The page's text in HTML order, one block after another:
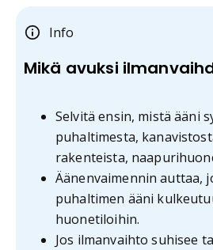
Info
Mikä avuksi
Selvitä ensin, mistä ääni
puhaltimesta,
rakenteista,
Äänenvaimennin auttaa,
puhaltimen ääni
huonetiloihin.
Jos ilmanvaihto suhisee